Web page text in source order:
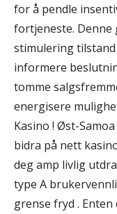
for å pendle
fortjeneste.
stimulering
informere
tomme
energisere
Kasino ! Øst-
bidra på nett
deg amp livlig
type A
grense fryd .